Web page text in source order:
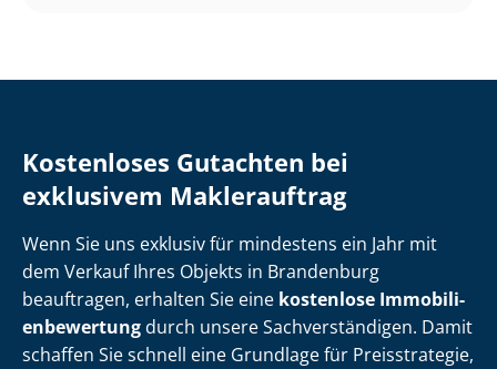
Kostenloses Gutachten bei
exklusivem Maklerauftrag
Wenn Sie uns exklusiv für mindestens ein Jahr mit
dem Verkauf Ihres Objekts in Brandenburg
beauftragen, erhalten Sie eine kostenlose Im­mo­bi­li­
en­be­wer­tung durch unsere Sach­ver­stän­di­gen. Damit
schaffen Sie schnell eine Grundlage für Preisstrategie,